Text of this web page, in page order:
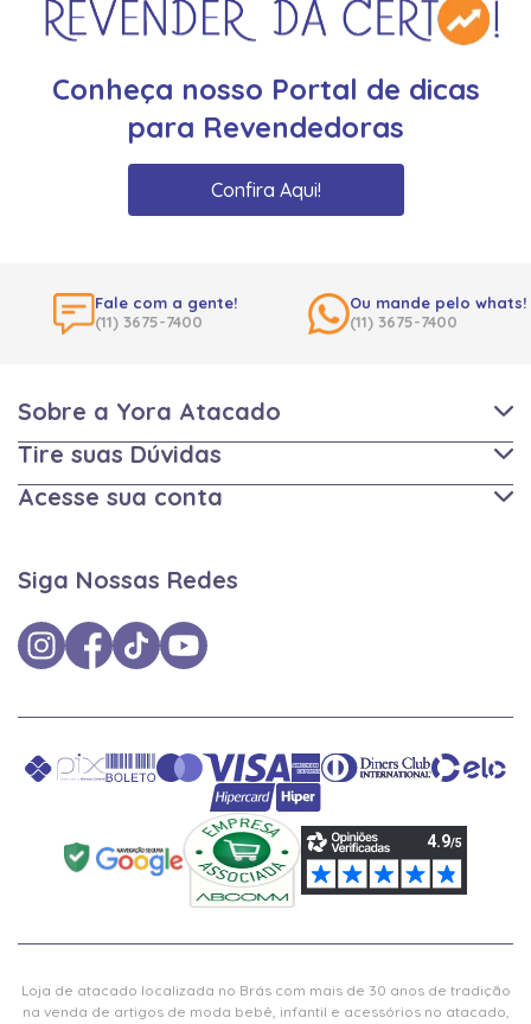
Conheça nosso Portal de dicas
para Revendedoras
Confira Aqui!
Fale com a gente!
(11) 3675-7400
Ou mande pelo whats!
(11) 3675-7400
Sobre a Yora Atacado
Tire suas Dúvidas
Acesse sua conta
Siga Nossas Redes
Loja de atacado localizada no Brás com mais de 30 anos de tradição
na venda de artigos de moda bebê, infantil e acessórios no atacado,